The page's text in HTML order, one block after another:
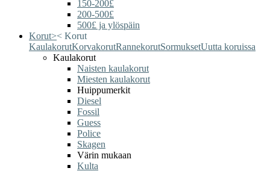
150-200£
200-500£
500£ ja ylöspäin
Korut>< Korut
KaulakorutKorvakorutRannekorutSormuksetUutta koruissa
Kaulakorut
Naisten kaulakorut
Miesten kaulakorut
Huippumerkit
Diesel
Fossil
Guess
Police
Skagen
Värin mukaan
Kulta